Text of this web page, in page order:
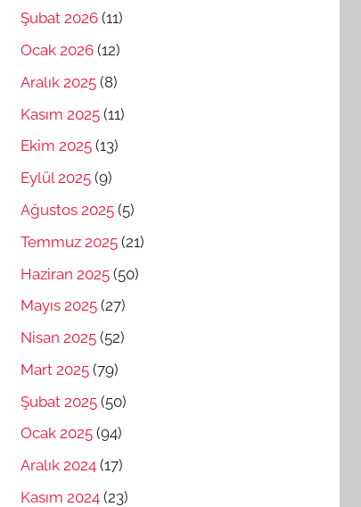
Şubat 2026 (11)
Ocak 2026 (12)
Aralık 2025 (8)
Kasım 2025 (11)
Ekim 2025 (13)
Eylül 2025 (9)
Ağustos 2025 (5)
Temmuz 2025 (21)
Haziran 2025 (50)
Mayıs 2025 (27)
Nisan 2025 (52)
Mart 2025 (79)
Şubat 2025 (50)
Ocak 2025 (94)
Aralık 2024 (17)
Kasım 2024 (23)